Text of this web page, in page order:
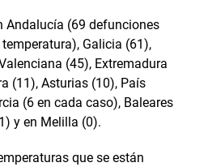
Andalucía (69 defunciones
Galicia (61),
(45), Extremadura
(11), Asturias (10), País
(6 en cada caso), Baleares
y en Melilla (0).
que se están